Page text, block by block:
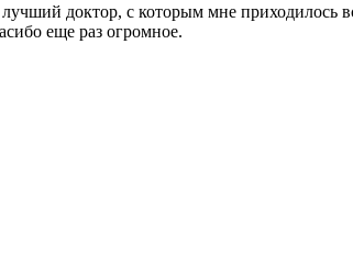
доктор, с которым мне приходилось
еще раз огромное.